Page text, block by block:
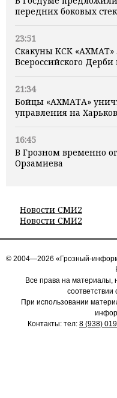
передних боковых
23:51
Скакуны КСК «АХМАТ»
Всероссийского
21:34
Бойцы «АХМАТА»
управления на
16:45
В Грозном временно
Орзамиева
Новости СМИ2
Новости СМИ2
© 2004—2026 «Грозный-
Все права на материалы,
соответствии
При использовании
Контакты: тел: 8 (938)